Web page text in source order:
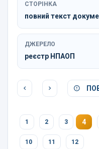
СТОРІНКА
повний текст
ДЖЕРЕЛО
реєстр НПАОП
1 2 3 4
10 11 12